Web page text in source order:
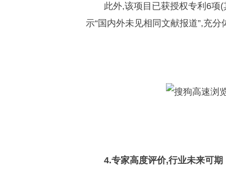
此外,该项目已获授权专利6项
示“国内外未见相同文献报道”,充
4.专家高度评价,行业未来可期